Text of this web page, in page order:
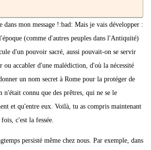
dans mon message !:bad: Mais je vais développer :
(comme d'autres peuples dans l'Antiquité)
d'un pouvoir sacré, aussi pouvait-on se servir
ou accabler d'une malédiction, d'où la nécessité
un nom secret à Rome pour la protéger de
n'était connu que des prêtres, qui ne se le
et qu'entre eux. Voilà, tu as compris maintenant
c'est la fessée.
persisté même chez nous. Par exemple, dans